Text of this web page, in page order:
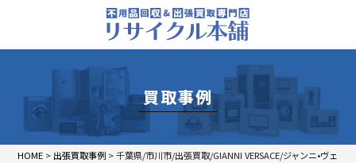
買取事例
HOME > 出張買取事例 >千葉県/市川市/出張買取/GIANNI VERSACE/ジャンニ•ヴェ